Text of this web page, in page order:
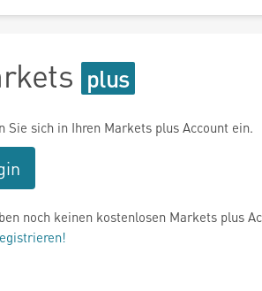
Sie sich in Ihren Markets plus Account ein.
noch keinen kostenlosen Markets plus